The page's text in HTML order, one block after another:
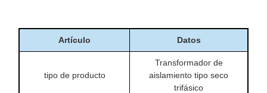
Artículo Datos
tipo de producto
Transformador de
aislamiento tipo seco
trifásico